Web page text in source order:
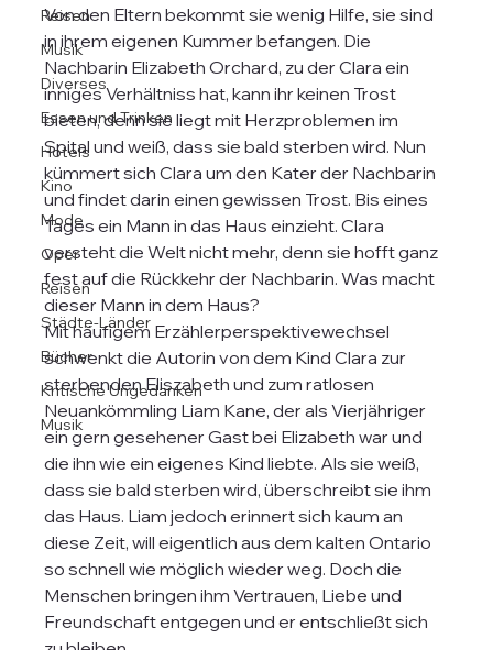
Reisen
Musik
Diverses
Essen und Trinken
Hotels
Kino
Mode
Oper
Reisen
Städte-Länder
Bücher
Kritische Ungedanken
Musik
Von den Eltern bekommt sie wenig Hilfe, sie sind
in ihrem eigenen Kummer befangen. Die
Nachbarin Elizabeth Orchard, zu der Clara ein
inniges Verhältniss hat, kann ihr keinen Trost
bieten, denn sie liegt mit Herzproblemen im
Spital und weiß, dass sie bald sterben wird. Nun
kümmert sich Clara um den Kater der Nachbarin
und findet darin einen gewissen Trost. Bis eines
Tages ein Mann in das Haus einzieht. Clara
versteht die Welt nicht mehr, denn sie hofft ganz
fest auf die Rückkehr der Nachbarin. Was macht
dieser Mann in dem Haus?
Mit häufigem Erzählerperspektivewechsel
schwenkt die Autorin von dem Kind Clara zur
sterbenden Eliszabeth und zum ratlosen
Neuankömmling Liam Kane, der als Vierjähriger
ein gern gesehener Gast bei Elizabeth war und
die ihn wie ein eigenes Kind liebte. Als sie weiß,
dass sie bald sterben wird, überschreibt sie ihm
das Haus. Liam jedoch erinnert sich kaum an
diese Zeit, will eigentlich aus dem kalten Ontario
so schnell wie möglich wieder weg. Doch die
Menschen bringen ihm Vertrauen, Liebe und
Freundschaft entgegen und er entschließt sich